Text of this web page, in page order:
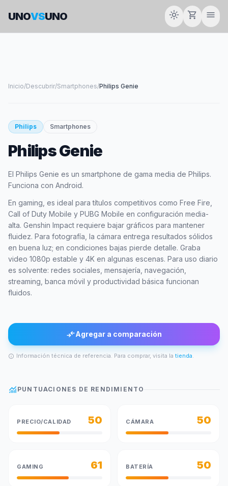
UNOVSUNO light_mode shopping_cart menu
Inicio/Descubrir/Smartphones/Philips Genie
smartphone
PHILIPS
Philips Smartphones
Philips Genie
El Philips Genie es un smartphone de gama media de Philips.
Funciona con Android.
En gaming, es ideal para títulos competitivos como Free Fire,
Call of Duty Mobile y PUBG Mobile en configuración media-
alta. Genshin Impact requiere bajar gráficos para mantener
fluidez. Para fotografía, la cámara entrega resultados sólidos
en buena luz; en condiciones bajas pierde detalle. Graba
video 1080p estable y 4K en algunas escenas. Para uso diario
es solvente: redes sociales, mensajería, navegación,
streaming, banca móvil y productividad básica funcionan
fluidos.
compare_arrowsAgregar a comparación
info Información técnica de referencia. Para comprar, visita la tienda.
monitoring PUNTUACIONES DE RENDIMIENTO
PRECIO/CALIDAD 50 CÁMARA 50
GAMING 61 BATERÍA 50